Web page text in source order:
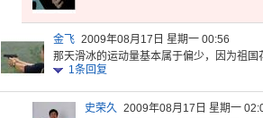
金飞 2009年08月17日 星期一 00:56
那天滑冰的运动量基本属于偏少， 因为祖国
1条回复
史荣久 2009年08月17日 星期一